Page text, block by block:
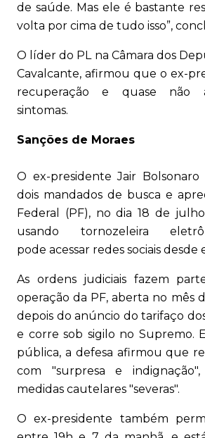
de saúde. Mas ele é bastante
volta por cima de tudo isso”,
O líder do PL na Câmara dos
Cavalcante, afirmou que o ex-
recuperação e quase não
sintomas.
Sanções de Moraes
O ex-presidente Jair
dois mandados de busca e
Federal (PF), no dia 18 de
usando tornozeleira
pode acessar redes sociais desde
As ordens judiciais fazem
operação da PF, aberta no mês
depois do anúncio do tarifaço
e corre sob sigilo no Supremo.
pública, a defesa afirmou que
com "surpresa e
medidas cautelares "severas".
O ex-presidente também